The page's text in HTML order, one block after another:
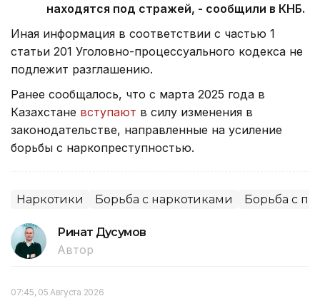
находятся под стражей, - сообщили в КНБ.
Иная информация в соответствии с частью 1
статьи 201 Уголовно-процессуального кодекса не
подлежит разглашению.
Ранее сообщалось, что с марта 2025 года в
Казахстане вступают в силу изменения в
законодательстве, направленные на усиление
борьбы с наркопреступностью.
Наркотики Борьба с наркотиками Борьба с
Ринат Дусумов
Автор
07:45, 05 Августа 2026